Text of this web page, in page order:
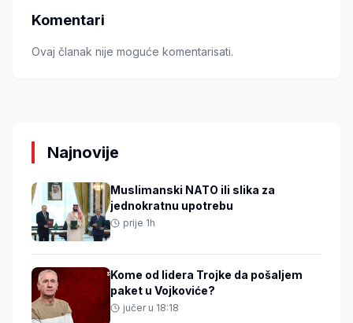
Komentari
Ovaj članak nije moguće komentarisati.
Najnovije
Muslimanski NATO ili slika za
jednokratnu upotrebu
prije 1h
Kome od lidera Trojke da pošaljem
paket u Vojkoviće?
jučer u 18:18